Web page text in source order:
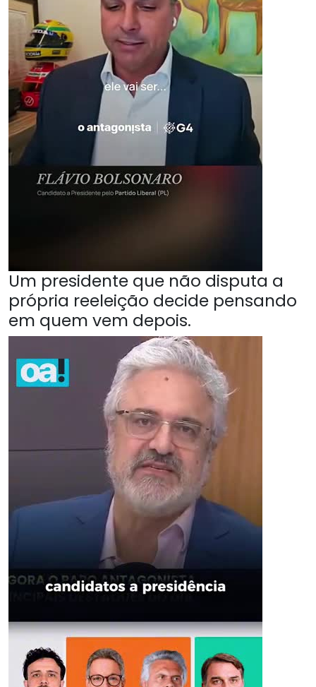
Um presidente que não disputa a
própria reeleição decide pensando
em quem vem depois.